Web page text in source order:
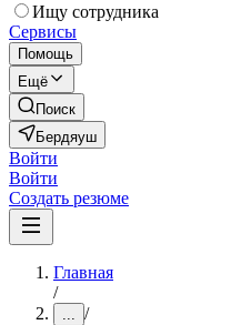
Ищу сотрудника
Сервисы
Помощь
Ещё
Поиск
Бердяуш
Войти
Войти
Создать резюме
Главная
/
... /